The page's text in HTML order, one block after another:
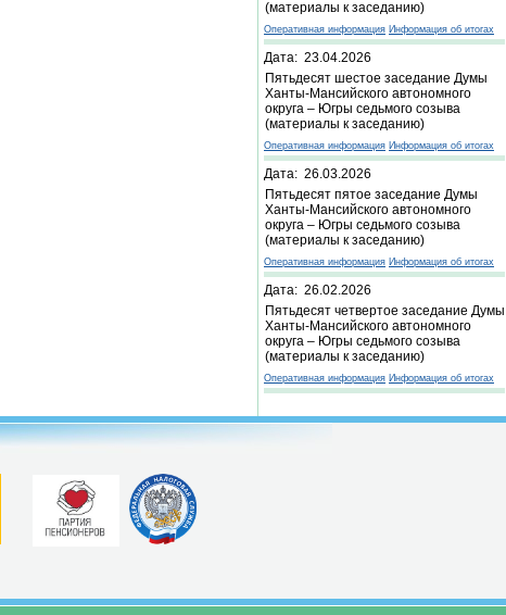
(материалы к заседанию)
Оперативная информация Информация об итогах
Дата: 23.04.2026
Пятьдесят шестое заседание Думы
Ханты-Мансийского автономного
округа – Югры седьмого созыва
(материалы к заседанию)
Оперативная информация Информация об итогах
Дата: 26.03.2026
Пятьдесят пятое заседание Думы
Ханты-Мансийского автономного
округа – Югры седьмого созыва
(материалы к заседанию)
Оперативная информация Информация об итогах
Дата: 26.02.2026
Пятьдесят четвертое заседание Думы
Ханты-Мансийского автономного
округа – Югры седьмого созыва
(материалы к заседанию)
Оперативная информация Информация об итогах